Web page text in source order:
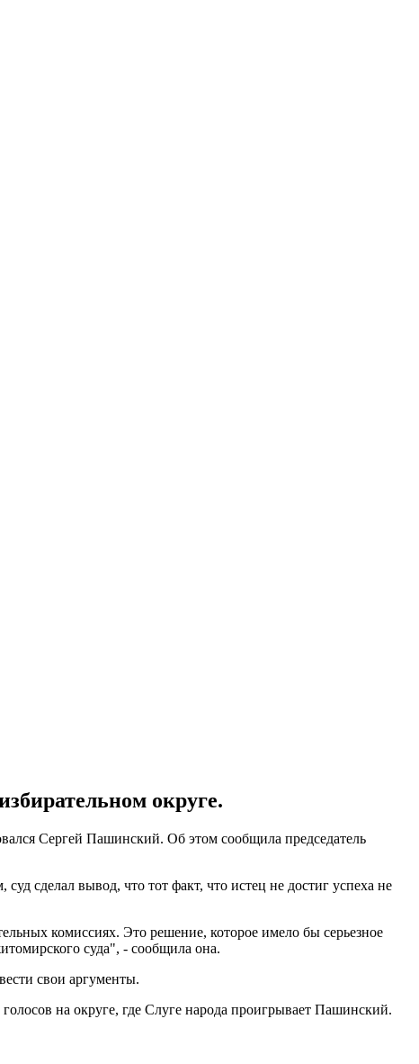
округе.
Сергей Пашинский. Об этом сообщила председатель
сделал вывод, что тот факт, что истец не достиг успеха не
комиссиях. Это решение, которое имело бы серьезное
суда", - сообщила она.
свои аргументы.
на округе, где Слуге народа проигрывает Пашинский.